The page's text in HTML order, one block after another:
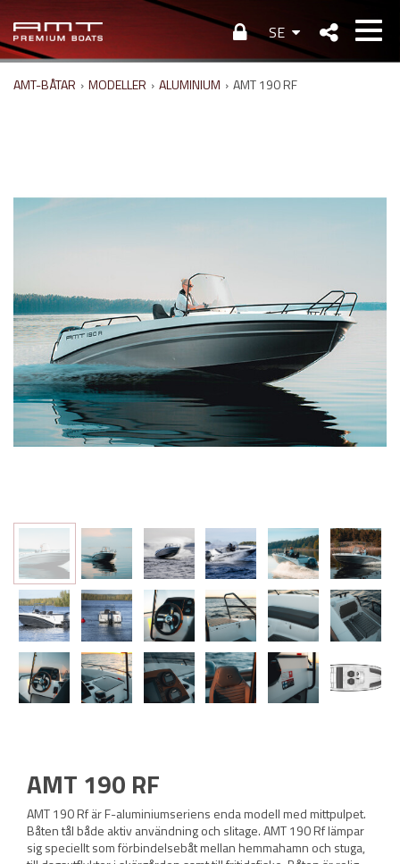
SE
AMT-BÅTAR › MODELLER › ALUMINIUM › AMT 190 RF
AMT 190 RF
AMT 190 Rf är F-aluminiumseriens enda modell med mittpulpet.
Båten tål både aktiv användning och slitage. AMT 190 Rf lämpar
sig speciellt som förbindelsebåt mellan hemmahamn och stuga,